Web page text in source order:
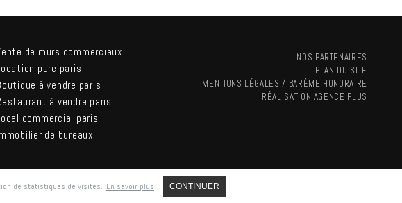
de murs commerciaux
pure paris
à vendre paris
à vendre paris
commercial paris
de bureaux
NOS PARTENAIRES
PLAN DU SITE
MENTIONS LÉGALES / BARÈME HONORAIRE
RÉALISATION AGENCE PLUS
de statistiques de visites. En savoir plus